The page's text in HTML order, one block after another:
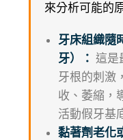
來分析可能的
牙床組織隨
牙）： 這是
牙根的刺激
收、萎縮，
活動假牙基
黏著劑老化